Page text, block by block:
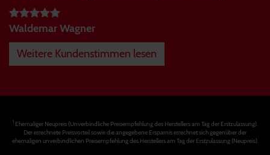
Waldemar Wagner
Weitere Kundenstimmen lesen
1Ehemaliger Neupreis (Unverbindliche Preisempfehlung des Herstellers am Tag der Erstzulassung).
Der errechnete Preisvorteil sowie die angegebene Ersparnis errechnet sich gegenüber der
ehemaligen unverbindlichen Preisempfehlung des Herstellers am Tag der Erstzulassung (Neupreis).